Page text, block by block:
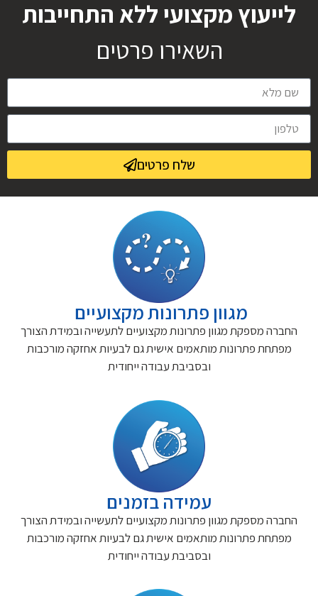
לייעוץ מקצועי ללא התחייבות
השאירו פרטים
שלח פרטים
מגוון פתרונות מקצועיים
החברה מספקת מגוון פתרונות מקצועיים לתעשייה ובמידת הצורך
מפתחת פתרונות מותאמים אישית גם לבעיות אחזקה מורכבות
ובסביבת עבודה ייחודית
עמידה בזמנים
החברה מספקת מגוון פתרונות מקצועיים לתעשייה ובמידת הצורך
מפתחת פתרונות מותאמים אישית גם לבעיות אחזקה מורכבות
ובסביבת עבודה ייחודית